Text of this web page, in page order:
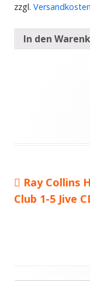
zzgl. Versandkosten
In den
Vorheriger
Beitrag:
Ray Collins
Club 1-5 Jive